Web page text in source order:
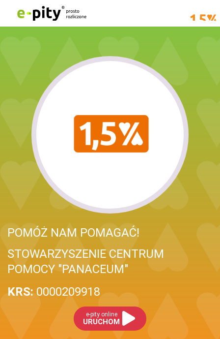
POMÓŻ NAM POMAGAĆ!
STOWARZYSZENIE CENTRUM
POMOCY "PANACEUM"
KRS: 0000209918
e-pity online
URUCHOM